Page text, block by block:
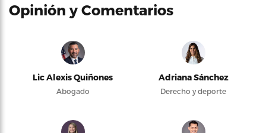
Opinión y Comentarios
Lic Alexis Quiñones
Abogado
Adriana Sánchez
Derecho y deporte